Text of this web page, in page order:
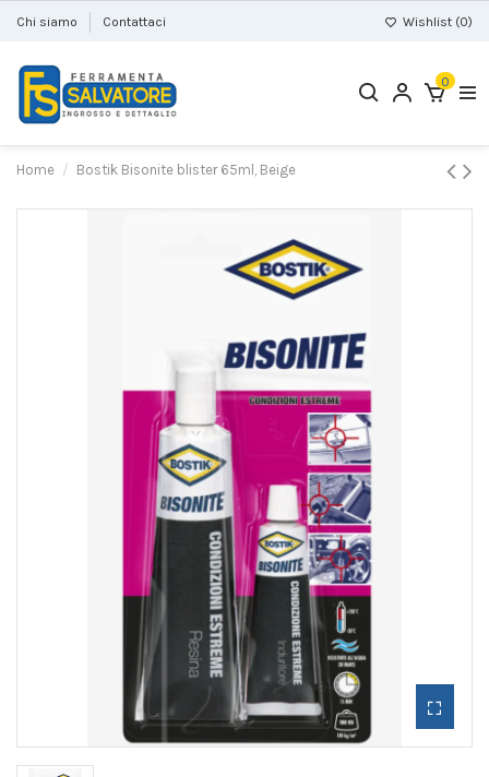
Chi siamo Contattaci Wishlist (0)
0
Home Bostik Bisonite blister 65ml, Beige